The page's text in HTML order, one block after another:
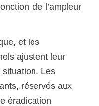
de l’ampleur
et les
ajustent leur
situation. Les
réservés aux
éradication